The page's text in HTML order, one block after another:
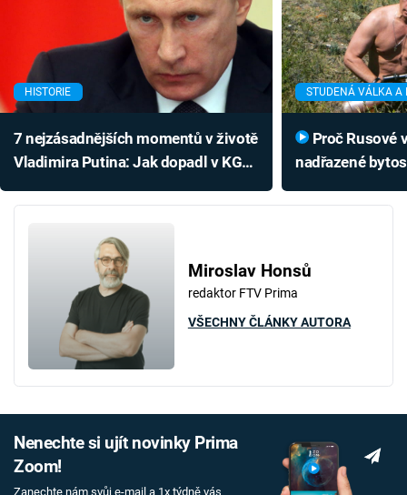
HISTORIE
7 nejzásadnějších momentů v životě
Vladimira Putina: Jak dopadl v KGB
STUDENÁ VÁLKA A
nadřazené
Miroslav Honsů
redaktor FTV Prima
VŠECHNY ČLÁNKY AUTORA
Nenechte si ujít novinky Prima
Zoom!
Zanechte nám svůj e-mail a 1x týdně vás